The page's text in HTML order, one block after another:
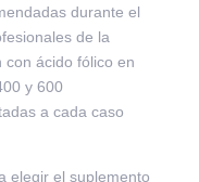
durante el
de la
con ácido fólico en
y 600
a cada caso
elegir el suplemento